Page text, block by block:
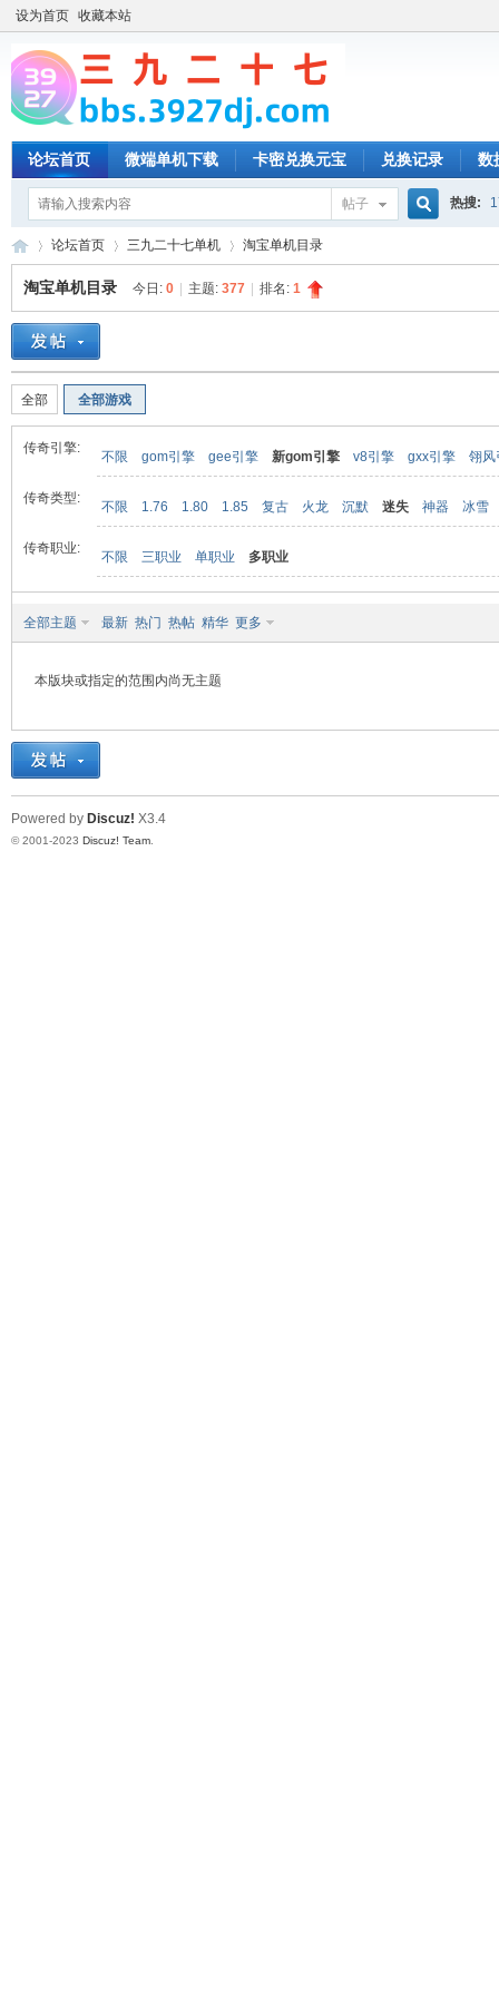
设为首页 收藏本站
论坛首页 微端单机下载 卡密兑换元宝 兑换记录 数
帖子 热搜:
»
论坛首页 三九二十七单机 淘宝单机目录
淘宝单机目录 今日: 0 主题: 377 排名: 1
全部 全部游戏
传奇引擎:
不限 gom引擎 gee引擎 新gom引擎 v8引擎 gxx引擎 翎风
传奇类型:
不限 1.76 1.80 1.85 复古 火龙 沉默 迷失 神器 冰雪
传奇职业:
不限 三职业 单职业 多职业
全部主题 最新 热门 热帖 精华 更多
本版块或指定的范围内尚无主题
Powered by Discuz! X3.4
© 2001-2023 Discuz! Team.